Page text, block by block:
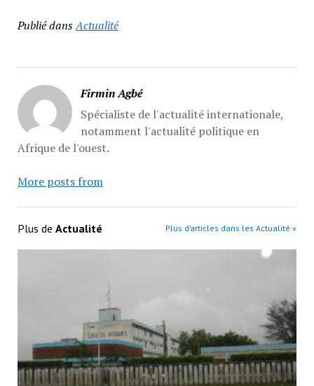
Publié dansActualité
Firmin Agbé
Spécialiste de l'actualité internationale,
notamment l'actualité politique en
Afrique de l'ouest.
More posts from
Plus de Actualité Plus d’articles dans les Actualité »